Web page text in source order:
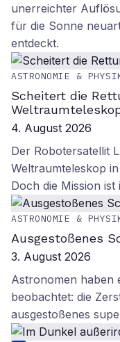
unerreichter
für die Sonne
entdeckt.
ASTRONOMIE &
Scheitert die
4. August 2026
Der Robotersatellit
Weltraumteleskop
Doch die Mission ist
ASTRONOMIE &
Ausgestoßenes
3. August 2026
Astronomen haben
beobachtet: die
ausgestoßenes